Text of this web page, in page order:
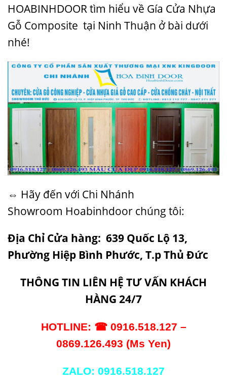
HOABINHDOOR tìm hiểu về Gía Cửa Nhựa
Gỗ Composite tại Ninh Thuận ở bài dưới
nhé!
⇔ Hãy đến với Chi Nhánh
Showroom Hoabinhdoor chúng tôi:
Địa Chỉ Cửa hàng: 639 Quốc Lộ 13,
Phường Hiệp Bình Phước, T.p Thủ Đức
THÔNG TIN LIÊN HỆ TƯ VẤN KHÁCH
HÀNG 24/7
HOTLINE: ☎0916.518.127 –
0869.126.493 (Ms Yen)
ZALO: 0916.518.127